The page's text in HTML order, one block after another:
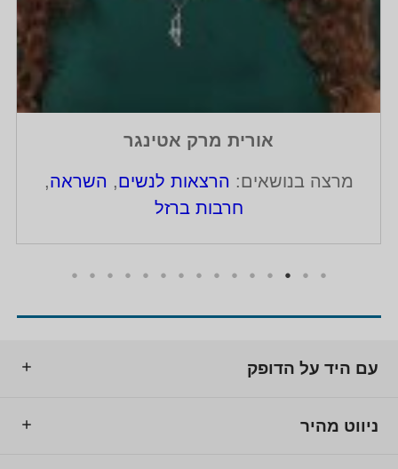
מרצה בנושאים:
לנשים
לנשים, השראה,
עם היד על הדופק
ניווט מהיר